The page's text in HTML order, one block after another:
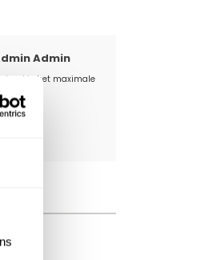
Admin
haal je het maximale